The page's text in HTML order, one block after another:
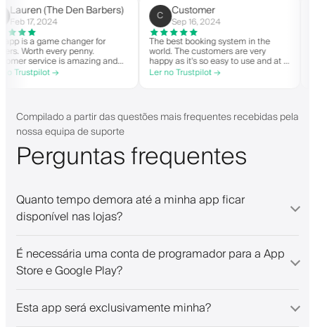
helpful.
L( Lauren (The Den Barbers)
Feb 17, 2024
The app is a game changer for
barbers. Worth every penny.
Customer service is amazing and
helps with everything or whatever
they need. Definitely recommend.
Ler no Trustpilot →
C Customer
Sep 16, 2024
The best booking system in the
world. The customers are very
happy as it's so easy to use and at
great price. Plus, you get your own
personalised app, which is good for
people offering a great booking
system.
Ler no Trustpilot →
Compilado a partir das questões mais frequentes recebidas pela
nossa equipa de suporte
Perguntas frequentes
Quanto tempo demora até a minha app ficar
disponível nas lojas?
É necessária uma conta de programador para a App
Store e Google Play?
Esta app será exclusivamente minha?